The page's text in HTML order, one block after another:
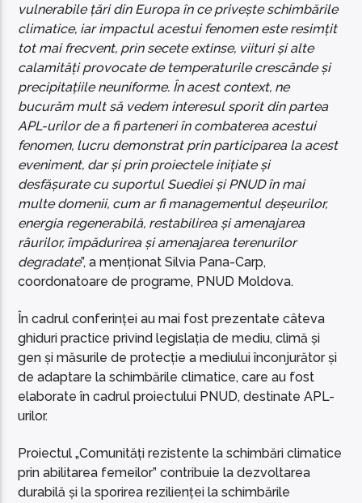
vulnerabile țări din Europa în ce privește schimbările
climatice, iar impactul acestui fenomen este resimțit
tot mai frecvent, prin secete extinse, viituri și alte
calamități provocate de temperaturile crescânde și
precipitațiile neuniforme. În acest context, ne
bucurăm mult să vedem interesul sporit din partea
APL-urilor de a fi parteneri în combaterea acestui
fenomen, lucru demonstrat prin participarea la acest
eveniment, dar și prin proiectele inițiate și
desfășurate cu suportul Suediei și PNUD în mai
multe domenii, cum ar fi managementul deșeurilor,
energia regenerabilă, restabilirea și amenajarea
râurilor, împădurirea și amenajarea terenurilor
degradate”, a menționat Silvia Pana-Carp,
coordonatoare de programe, PNUD Moldova.
În cadrul conferinței au mai fost prezentate câteva
ghiduri practice privind legislația de mediu, climă și
gen și măsurile de protecție a mediului înconjurător și
de adaptare la schimbările climatice, care au fost
elaborate în cadrul proiectului PNUD, destinate APL-
urilor.
Proiectul „Comunități rezistente la schimbări climatice
prin abilitarea femeilor” contribuie la dezvoltarea
durabilă și la sporirea rezilienței la schimbările